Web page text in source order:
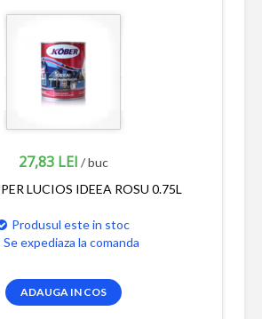
27,83 LEI / buc
LUCIOS IDEEA ROSU 0.75L
Produsul este in stoc
Se expediaza la comanda
ADAUGA IN COS